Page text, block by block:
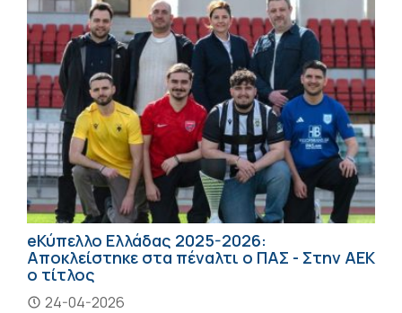
eΚύπελλο Ελλάδας 2025-2026:
Αποκλείστηκε στα πέναλτι ο ΠΑΣ - Στην ΑΕΚ
ο τίτλος
24-04-2026